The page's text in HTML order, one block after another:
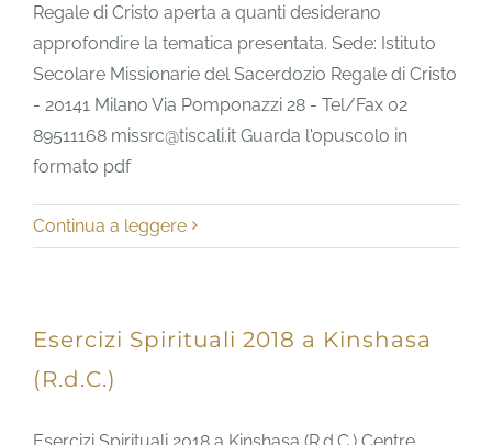
Regale di Cristo aperta a quanti desiderano
approfondire la tematica presentata. Sede: Istituto
Secolare Missionarie del Sacerdozio Regale di Cristo
- 20141 Milano Via Pomponazzi 28 - Tel/Fax 02
89511168 missrc@tiscali.it Guarda l'opuscolo in
formato pdf
Continua a leggere
Esercizi Spirituali 2018 a Kinshasa
(R.d.C.)
Esercizi Spirituali 2018 a Kinshasa (R.d.C.) Centre